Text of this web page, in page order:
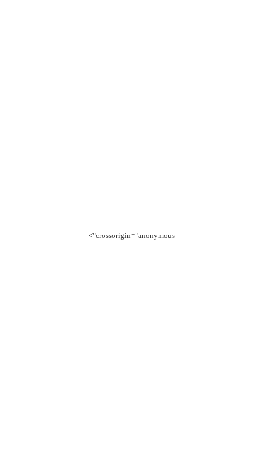
crossorigin="anonymous">